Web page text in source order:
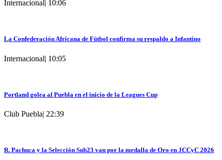
Internacional 10:06
La Confederación Africana de Fútbol confirma su respaldo a Infantino
Internacional| 10:05
Portland golea al Puebla en el inicio de la Leagues Cup
Club Puebla| 22:39
R. Pachuca y la Selección Sub23 van por la medalla de Oro en JCCyC 2026